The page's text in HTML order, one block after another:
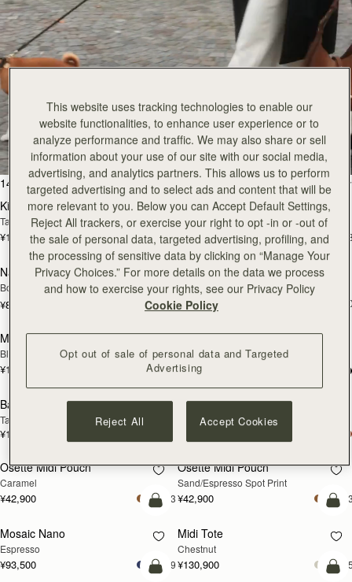
全ての商品を見る
スペインで丁寧に手作りされています
146点のアイテム
絞り込み・並べ替え：
カートに追加
Kite Hobo
Tan Suede
¥115,500 +8
Kite Hobo
Espresso
¥115,500
カートに追加
Nano Tote
Bottle Green
¥82,500
Mosaic Bag
Caramel
¥108,900
カートに追加
Mosaic Bag
Black
¥108,900 +10
Charlotte Drawstring
Chocolate Suede
¥75,900
カートに追加
Barra Mini
Tan
¥115,500
Barra Mini
Espresso
カートに追加
Osette Midi Pouch
Caramel
¥42,900 +3
Osette Midi Pouch
Sand/Espresso Spot Print
¥42,900
カートに追加
Mosaic Nano
Espresso
¥93,500 +9
カ
Midi Tote
Chestnut
¥130,900
カートに追加
カ
This website uses tracking technologies to enable our
website functionalities, to enhance user experience or to
analyze performance and traffic. We may also share or sell
information about your use of our site with our social media,
advertising, and analytics partners. This allows us to perform
targeted advertising and to select ads and content that will be
more relevant to you. Below you can Accept Default Settings,
Reject All trackers, or exercise your right to opt -in or -out of
the sale of personal data, targeted advertising, profiling, and
the processing of sensitive data by clicking on “Manage Your
Privacy Choices.” For more details on the data we process
and how to exercise your rights, see our Privacy Policy
Cookie Policy
Opt out of sale of personal data and Targeted
Advertising
Reject All Accept Cookies